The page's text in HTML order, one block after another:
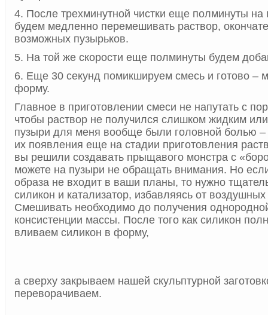
4. После трехминутной чистки еще полминуты на
будем медленно перемешивать раствор,
возможных пузырьков.
5. На той же скорости еще полминуты будем
6. Еще 30 секунд помикшируем смесь и готово –
форму.
Главное в приготовлении смеси не напутать с
чтобы раствор не получился слишком жидким
пузыри для меня вообще были головной болью –
их появления еще на стадии приготовления
вы решили создавать прыщавого монстра с
можете на пузыри не обращать внимания. Но
образа не входит в ваши планы, то нужно
силикон и катализатор, избавляясь от
Смешивать необходимо до получения
консистенции массы. После того как силикон
вливаем силикон в форму,
а сверху закрываем нашей скульптурной
переворачиваем.